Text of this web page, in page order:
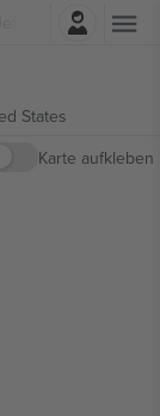
Dunham
States
Karte aufkleben